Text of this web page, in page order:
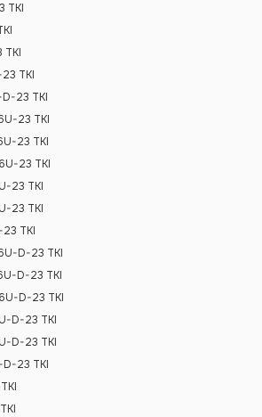
Относительная влажность воздуха, %
Исполнение
Габаритные размеры (ШхГхВ), мм
ТКI
TKI
23 TKI
23 TKI
23 TKI
23 TKI
23 TKI
23 TKI
TKI
D-23 TKI
D-23 TKI
D-23 TKI
D-23 TKI
D-23 TKI
23 TKI